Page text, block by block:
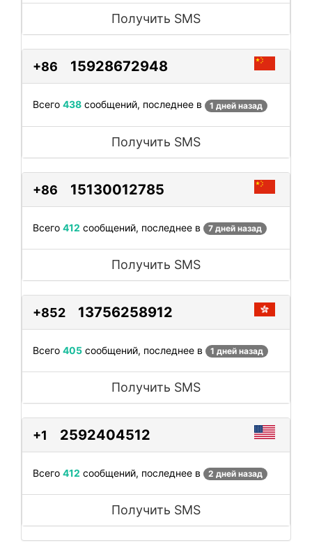
Получить SMS
+86 15928672948
Всего 438 сообщений, последнее в 1 дней назад
Получить SMS
+86 15130012785
Всего 412 сообщений, последнее в 7 дней назад
Получить SMS
+852 13756258912
Всего 405 сообщений, последнее в 1 дней назад
Получить SMS
+1 2592404512
Всего 412 сообщений, последнее в 2 дней назад
Получить SMS